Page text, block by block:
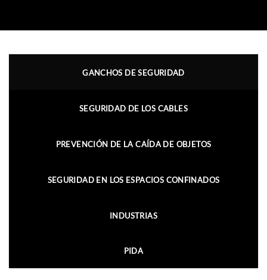
GANCHOS DE SEGURIDAD
SEGURIDAD DE LOS CABLES
PREVENCIÓN DE LA CAÍDA DE OBJETOS
SEGURIDAD EN LOS ESPACIOS CONFINADOS
INDUSTRIAS
PIDA